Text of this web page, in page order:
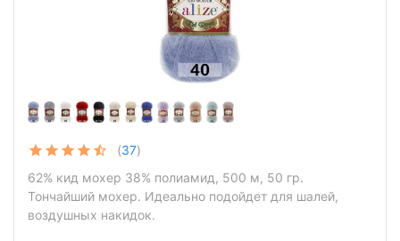
(37)
62% кид мохер 38% полиамид, 500 м, 50 гр.
Тончайший мохер. Идеально подойдет для шалей,
воздушных накидок.